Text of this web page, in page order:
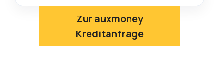
Zur auxmoney
Kreditanfrage